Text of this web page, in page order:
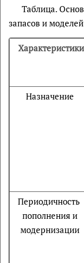
Таблица.
запасов и
Характеристики
Назначение
Периодичность
пополнения и
модернизации